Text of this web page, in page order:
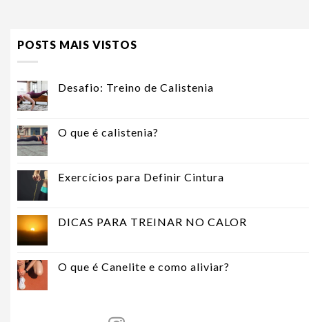
POSTS MAIS VISTOS
Desafio: Treino de Calistenia
O que é calistenia?
Exercícios para Definir Cintura
DICAS PARA TREINAR NO CALOR
O que é Canelite e como aliviar?